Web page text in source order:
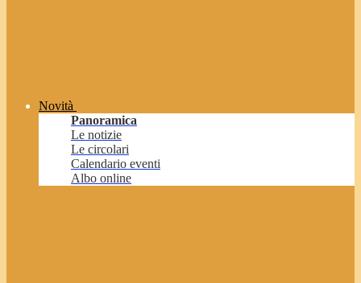
Novità
Panoramica
Le notizie
Le circolari
Calendario eventi
Albo online